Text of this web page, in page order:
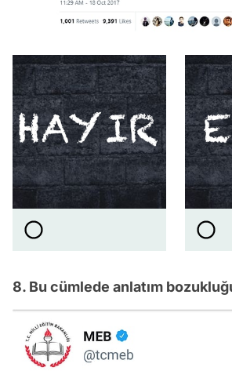
8. Bu cümlede anlatım